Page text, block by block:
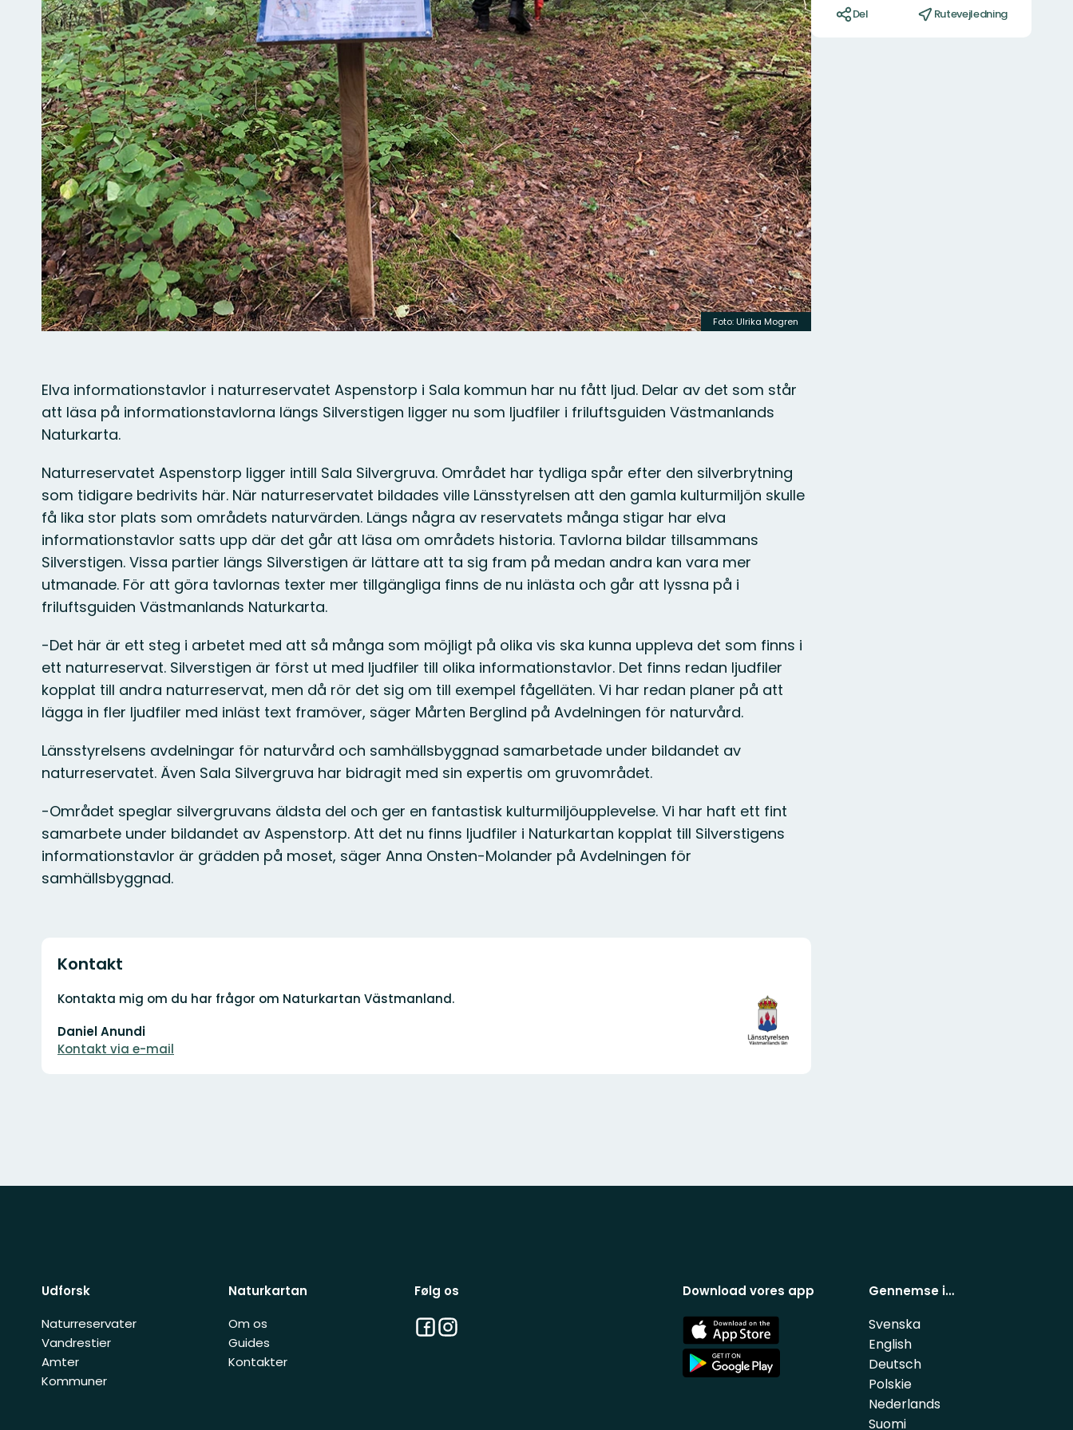
Foto: Ulrika Mogren
Elva informationstavlor i naturreservatet Aspenstorp i Sala kommun har nu fått ljud. Delar av det som står
att läsa på informationstavlorna längs Silverstigen ligger nu som ljudfiler i friluftsguiden Västmanlands
Naturkarta.
Naturreservatet Aspenstorp ligger intill Sala Silvergruva. Området har tydliga spår efter den silverbrytning
som tidigare bedrivits här. När naturreservatet bildades ville Länsstyrelsen att den gamla kulturmiljön skulle
få lika stor plats som områdets naturvärden. Längs några av reservatets många stigar har elva
informationstavlor satts upp där det går att läsa om områdets historia. Tavlorna bildar tillsammans
Silverstigen. Vissa partier längs Silverstigen är lättare att ta sig fram på medan andra kan vara mer
utmanade. För att göra tavlornas texter mer tillgängliga finns de nu inlästa och går att lyssna på i
friluftsguiden Västmanlands Naturkarta.
-Det här är ett steg i arbetet med att så många som möjligt på olika vis ska kunna uppleva det som finns i
ett naturreservat. Silverstigen är först ut med ljudfiler till olika informationstavlor. Det finns redan ljudfiler
kopplat till andra naturreservat, men då rör det sig om till exempel fågelläten. Vi har redan planer på att
lägga in fler ljudfiler med inläst text framöver, säger Mårten Berglind på Avdelningen för naturvård.
Länsstyrelsens avdelningar för naturvård och samhällsbyggnad samarbetade under bildandet av
naturreservatet. Även Sala Silvergruva har bidragit med sin expertis om gruvområdet.
-Området speglar silvergruvans äldsta del och ger en fantastisk kulturmiljöupplevelse. Vi har haft ett fint
samarbete under bildandet av Aspenstorp. Att det nu finns ljudfiler i Naturkartan kopplat till Silverstigens
informationstavlor är grädden på moset, säger Anna Onsten-Molander på Avdelningen för
samhällsbyggnad.
Kontakt
Adresse
Kontakta mig om du har frågor om Naturkartan Västmanland.
mailadresse
Daniel Anundi
Kontakt via e-mail
Organisationens
logotype
Del Rutevejledning
Udforsk
Naturreservater
Vandrestier
Amter
Kommuner
Naturkartan
Om os
Guides
Kontakter
Følg os
Facebook
Instagram
Download vores app
App
Store
App
Store
Gennemse i…
Svenska
English
Deutsch
Polskie
Nederlands
Suomi